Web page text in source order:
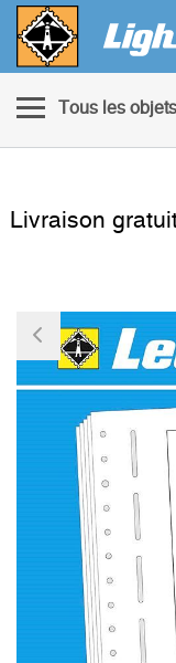
Tous les
Livraison